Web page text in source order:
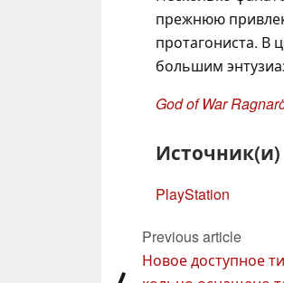
прежнюю
протагониста. В
большим
God of War
Источник(и)
PlayStation
Previous article
Новое доступное